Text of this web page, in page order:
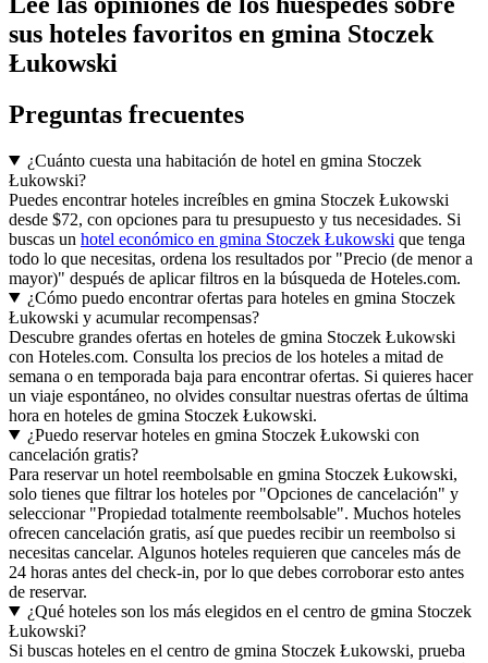
sus hoteles favoritos en gmina Stoczek
Łukowski
Preguntas frecuentes
¿Cuánto cuesta una habitación de hotel en gmina Stoczek
Łukowski?
Puedes encontrar hoteles increíbles en gmina Stoczek Łukowski
desde $72, con opciones para tu presupuesto y tus necesidades. Si
buscas un hotel económico en gmina Stoczek Łukowski que tenga
todo lo que necesitas, ordena los resultados por "Precio (de menor a
mayor)" después de aplicar filtros en la búsqueda de Hoteles.com.
¿Cómo puedo encontrar ofertas para hoteles en gmina Stoczek
Łukowski y acumular recompensas?
Descubre grandes ofertas en hoteles de gmina Stoczek Łukowski
con Hoteles.com. Consulta los precios de los hoteles a mitad de
semana o en temporada baja para encontrar ofertas. Si quieres hacer
un viaje espontáneo, no olvides consultar nuestras ofertas de última
hora en hoteles de gmina Stoczek Łukowski.
¿Puedo reservar hoteles en gmina Stoczek Łukowski con
cancelación gratis?
Para reservar un hotel reembolsable en gmina Stoczek Łukowski,
solo tienes que filtrar los hoteles por "Opciones de cancelación" y
seleccionar "Propiedad totalmente reembolsable". Muchos hoteles
ofrecen cancelación gratis, así que puedes recibir un reembolso si
necesitas cancelar. Algunos hoteles requieren que canceles más de
24 horas antes del check-in, por lo que debes corroborar esto antes
de reservar.
¿Qué hoteles son los más elegidos en el centro de gmina Stoczek
Łukowski?
Si buscas hoteles en el centro de gmina Stoczek Łukowski, prueba